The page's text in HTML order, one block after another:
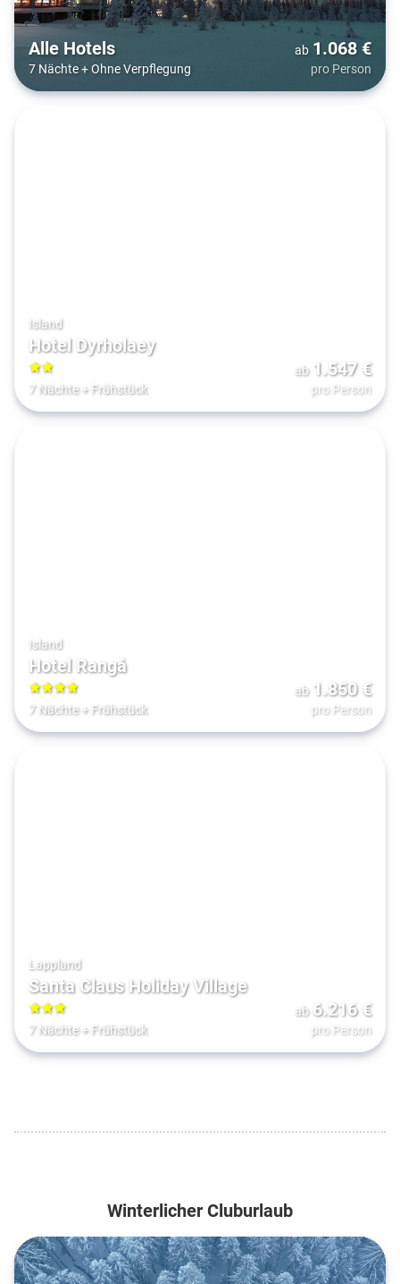
Alle Hotels
7 Nächte+Ohne Verpflegung
ab 1.068€
pro Person
Island
Hotel Dyrholaey
2
7 Nächte+ Frühstück
ab 1.547€
pro Person
Island
Hotel Rangá
4
7 Nächte+ Frühstück
ab 1.850€
pro Person
Lappland
Santa Claus Holiday Village
3
7 Nächte+ Frühstück
ab 6.216€
pro Person
Winterlicher Cluburlaub